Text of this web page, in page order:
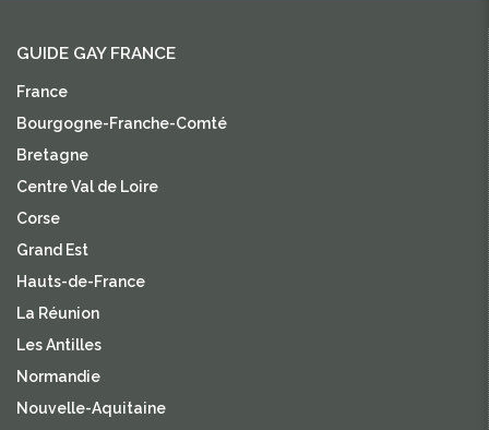
GUIDE GAY FRANCE
France
Bourgogne-Franche-Comté
Bretagne
Centre Val de Loire
Corse
Grand Est
Hauts-de-France
La Réunion
Les Antilles
Normandie
Nouvelle-Aquitaine